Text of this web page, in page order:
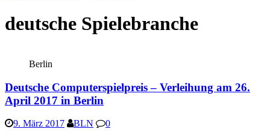
deutsche Spielebranche
Berlin
Deutsche Computerspielpreis – Verleihung am 26.
April 2017 in Berlin
9. März 2017 BLN
0